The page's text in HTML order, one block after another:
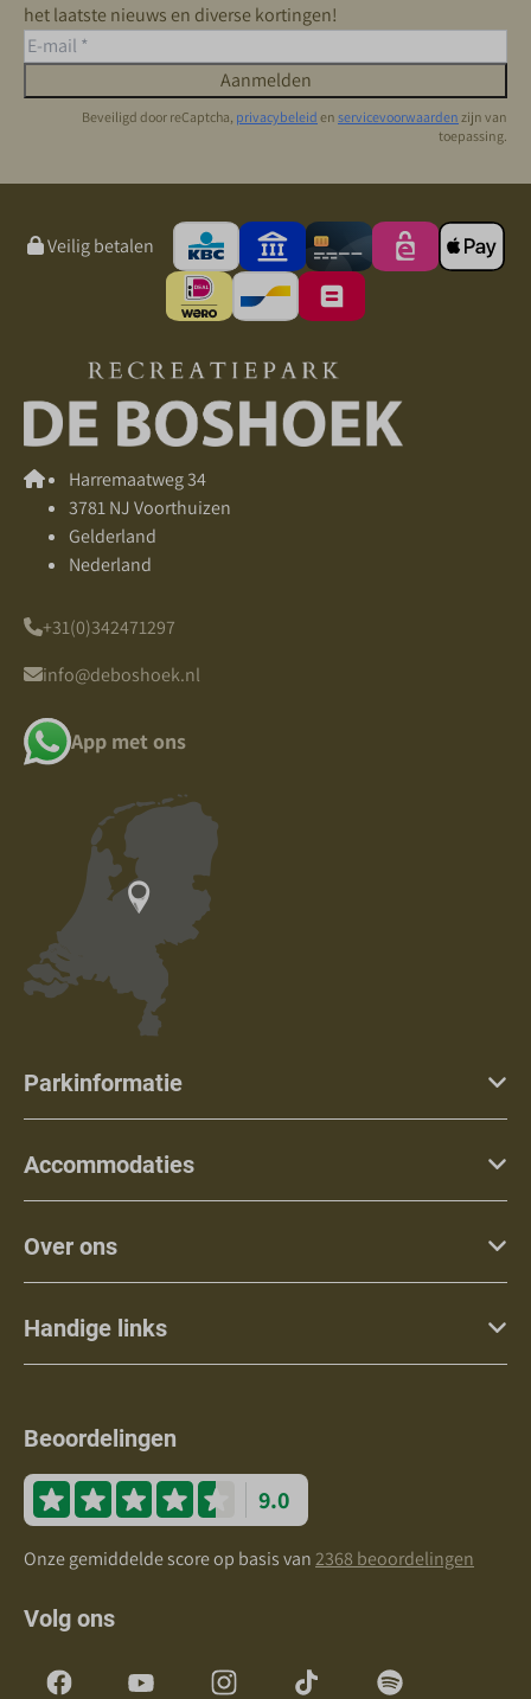
het laatste nieuws en diverse kortingen!
Aanmelden
Beveiligd door reCaptcha, privacybeleid en servicevoorwaarden zijn van
toepassing.
Veilig betalen
Harremaatweg 34
3781 NJ Voorthuizen
Gelderland
Nederland
+31(0)342471297
info@deboshoek.nl
App met ons
Parkinformatie
Accommodaties
Over ons
Handige links
Beoordelingen
9.0
Onze gemiddelde score op basis van2368 beoordelingen
Volg ons